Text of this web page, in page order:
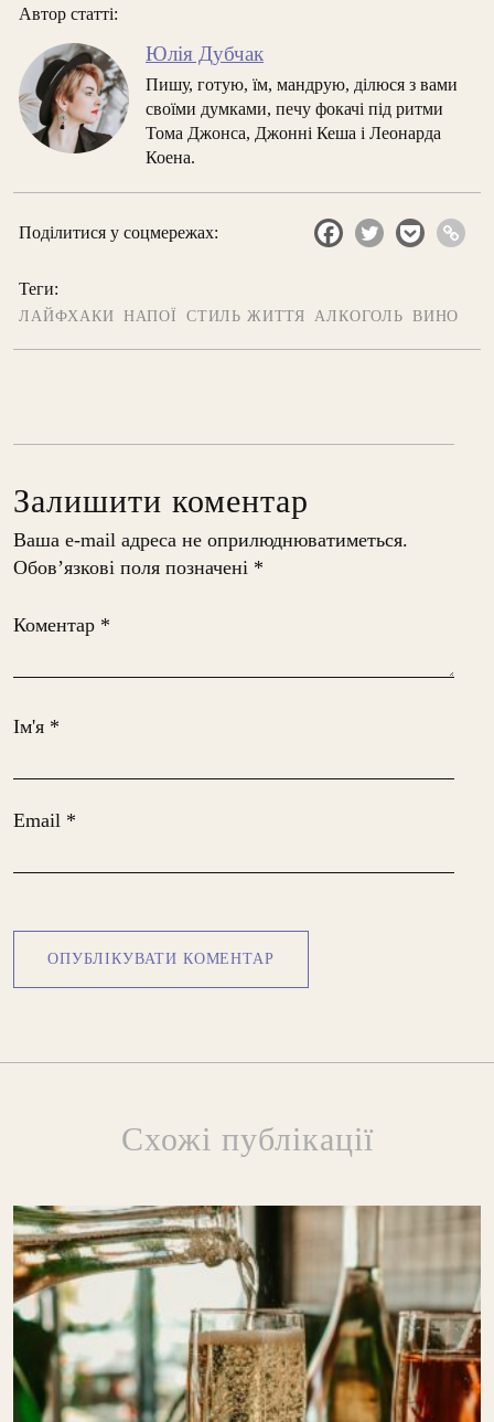
Автор статті:
Юлія Дубчак
Пишу, готую, їм, мандрую, ділюся з вами
своїми думками, печу фокачі під ритми
Тома Джонса, Джонні Кеша і Леонарда
Коена.
Поділитися у соцмережах:
Теги:
ЛАЙФХАКИ НАПОЇ СТИЛЬ ЖИТТЯ АЛКОГОЛЬ ВИНО
Залишити коментар
Ваша e-mail адреса не оприлюднюватиметься.
Обов’язкові поля позначені *
Коментар *
Ім'я *
Email *
Схожі публікації